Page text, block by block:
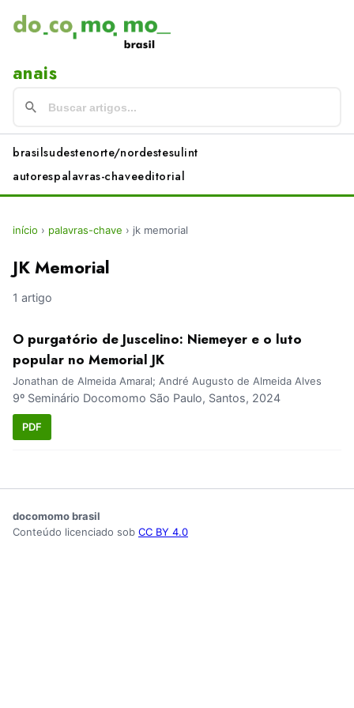
anais
brasilsudestenorte/nordestesulint
autorespalavras-chaveeditorial
início › palavras-chave › jk memorial
JK Memorial
1 artigo
O purgatório de Juscelino: Niemeyer e o luto
popular no Memorial JK
Jonathan de Almeida Amaral; André Augusto de Almeida Alves
9º Seminário Docomomo São Paulo, Santos, 2024
PDF
docomomo brasil
Conteúdo licenciado sob CC BY 4.0